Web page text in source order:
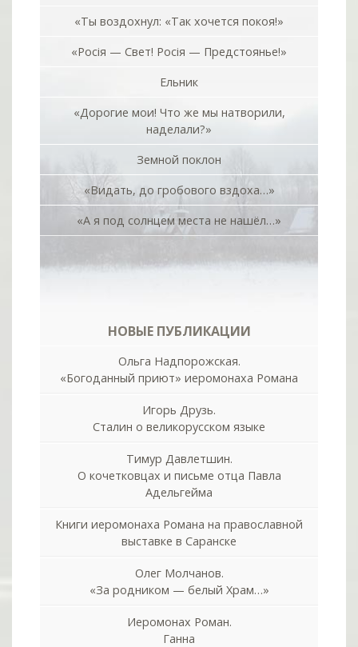
«Ты воздохнул: «Так хочется покоя!»
«Росiя — Свет! Росiя — Предстоянье!»
Ельник
«Дорогие мои! Что же мы натворили,
наделали?»
Земной поклон
«Видать, до гробового вздоха…»
«А я под солнцем места не нашёл…»
НОВЫЕ ПУБЛИКАЦИИ
Ольга Надпорожская.
«Богоданный приют» иеромонаха Романа
Игорь Друзь.
Сталин о великорусском языке
Тимур Давлетшин.
О кочетковцах и письме отца Павла
Адельгейма
Книги иеромонаха Романа на православной
выставке в Саранске
Олег Молчанов.
«За родником — белый Храм…»
Иеромонах Роман.
Ганна